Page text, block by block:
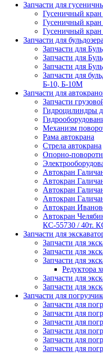
Запчасти для
Гусеничный
Гусеничный
Гусеничный
Запчасти для
Запчасти для
Запчасти для
Запчасти для
Запчасти для
Б-10, Б-10М
Запчасти для
Запчасти
Гидроцилиндры
Механизм
Рама автокрана
Стрела автокрана
Опорно-
Автокран
Автокран
Автокран
Автокран
Автокран
Автокран
КС-55730 / 40т.
Запчасти для
Запчасти для
Запчасти для
Запчасти для
Редуктора
Запчасти для
Запчасти для
Запчасти для
Запчасти для
Запчасти для
Запчасти для
Запчасти для
Запчасти для
Запчасти для